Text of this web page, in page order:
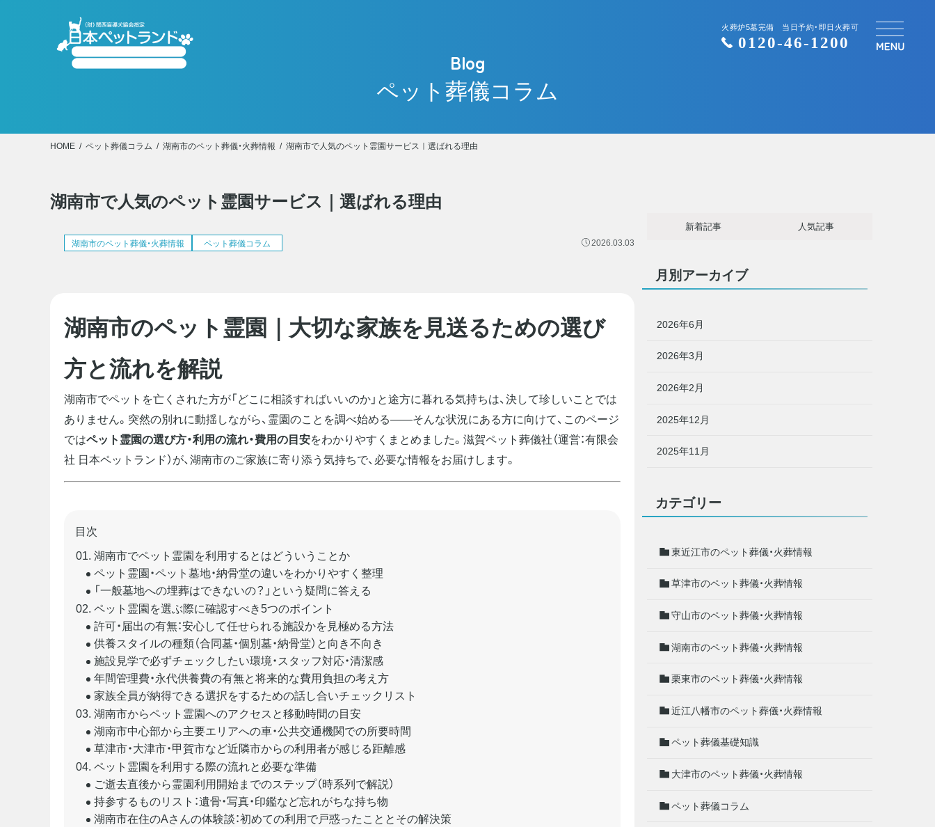
火葬炉5墓完備 当日予約・即日火葬可
0120-46-1200
ペット葬儀コラム
HOME ペット葬儀コラム 湖南市のペット葬儀・火葬情報 湖南市で人気のペット霊園サービス｜選ばれる理由
湖南市で人気のペット霊園サービス｜選ばれる理由
湖南市のペット葬儀・火葬情報 ペット葬儀コラム 2026.03.03
湖南市のペット霊園｜大切な家族を見送るための選び
方と流れを解説
湖南市でペットを亡くされた方が「どこに相談すればいいのか」と途方に暮れる気持ちは、決して珍しいことでは
ありません。突然の別れに動揺しながら、霊園のことを調べ始める——そんな状況にある方に向けて、このページ
ではペット霊園の選び方・利用の流れ・費用の目安をわかりやすくまとめました。滋賀ペット葬儀社（運営：有限会
社 日本ペットランド）が、湖南市のご家族に寄り添う気持ちで、必要な情報をお届けします。
目次
湖南市でペット霊園を利用するとはどういうことか
ペット霊園・ペット墓地・納骨堂の違いをわかりやすく整理
「一般墓地への埋葬はできないの？」という疑問に答える
ペット霊園を選ぶ際に確認すべき5つのポイント
許可・届出の有無：安心して任せられる施設かを見極める方法
供養スタイルの種類（合同墓・個別墓・納骨堂）と向き不向き
施設見学で必ずチェックしたい環境・スタッフ対応・清潔感
年間管理費・永代供養費の有無と将来的な費用負担の考え方
家族全員が納得できる選択をするための話し合いチェックリスト
湖南市からペット霊園へのアクセスと移動時間の目安
湖南市中心部から主要エリアへの車・公共交通機関での所要時間
草津市・大津市・甲賀市など近隣市からの利用者が感じる距離感
ペット霊園を利用する際の流れと必要な準備
ご逝去直後から霊園利用開始までのステップ（時系列で解説）
持参するものリスト：遺骨・写真・印鑑など忘れがちな持ち物
湖南市在住のAさんの体験談：初めての利用で戸惑ったこととその解決策
新着記事 人気記事
月別アーカイブ
2026年6月
2026年3月
2026年2月
2025年12月
2025年11月
カテゴリー
東近江市のペット葬儀・火葬情報
草津市のペット葬儀・火葬情報
守山市のペット葬儀・火葬情報
湖南市のペット葬儀・火葬情報
栗東市のペット葬儀・火葬情報
近江八幡市のペット葬儀・火葬情報
ペット葬儀基礎知識
大津市のペット葬儀・火葬情報
ペット葬儀コラム